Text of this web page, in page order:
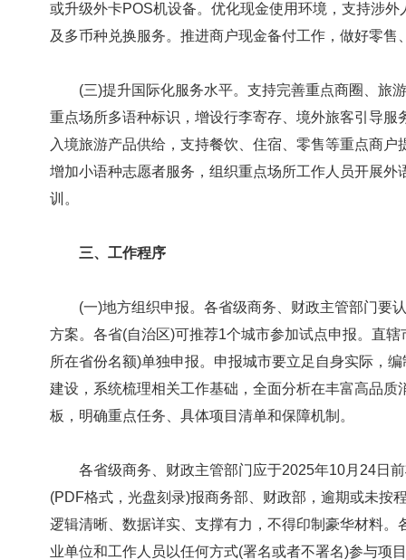
或升级外卡POS机设备。优化现金使用环境，支持涉
及多币种兑换服务。推进商户现金备付工作，做好零
(三)提升国际化服务水平。支持完善重点商圈、旅
重点场所多语种标识，增设行李寄存、境外旅客引导
入境旅游产品供给，支持餐饮、住宿、零售等重点商
增加小语种志愿者服务，组织重点场所工作人员开展
训。
三、工作程序
(一)地方组织申报。各省级商务、财政主管部门要
方案。各省(自治区)可推荐1个城市参加试点申报。直
所在省份名额)单独申报。申报城市要立足自身实际，
建设，系统梳理相关工作基础，全面分析在丰富高品
板，明确重点任务、具体项目清单和保障机制。
各省级商务、财政主管部门应于2025年10月24日前
(PDF格式，光盘刻录)报商务部、财政部，逾期或未按
逻辑清晰、数据详实、支撑有力，不得印制豪华材料
业单位和工作人员以任何方式(署名或者不署名)参与项